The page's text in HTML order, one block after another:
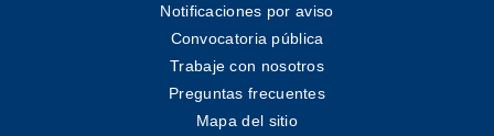
Notificaciones por aviso
Convocatoria pública
Trabaje con nosotros
Preguntas frecuentes
Mapa del sitio